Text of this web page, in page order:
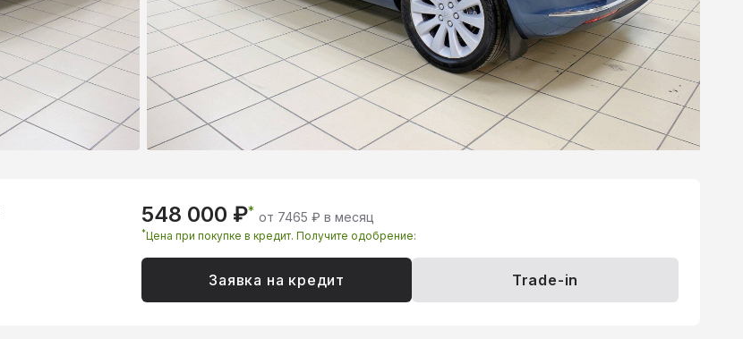
548 000 ₽* от 7465 ₽ в месяц
*Цена при покупке в кредит. Получите одобрение:
Заявка на кредит Trade-in